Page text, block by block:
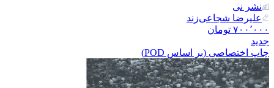
نشر نی
علیرضا شجاعی‌زند
۷۰۰٬۰۰۰ تومان
جدید
چاپ اختصاصی (بر اساس POD)